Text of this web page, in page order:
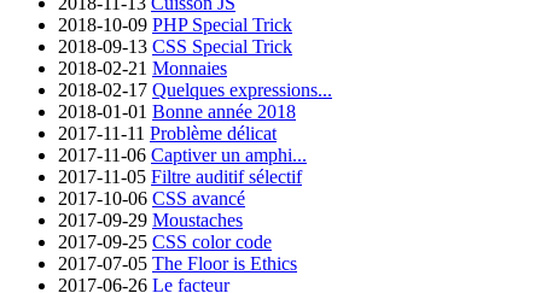
2018-10-09 PHP Special Trick
2018-09-13 CSS Special Trick
2018-02-21 Monnaies
2018-02-17 Quelques expressions...
2018-01-01 Bonne année 2018
2017-11-11 Problème délicat
2017-11-06 Captiver un amphi...
2017-11-05 Filtre auditif sélectif
2017-10-06 CSS avancé
2017-09-29 Moustaches
2017-09-25 CSS color code
2017-07-05 The Floor is Ethics
2017-06-26 Le facteur